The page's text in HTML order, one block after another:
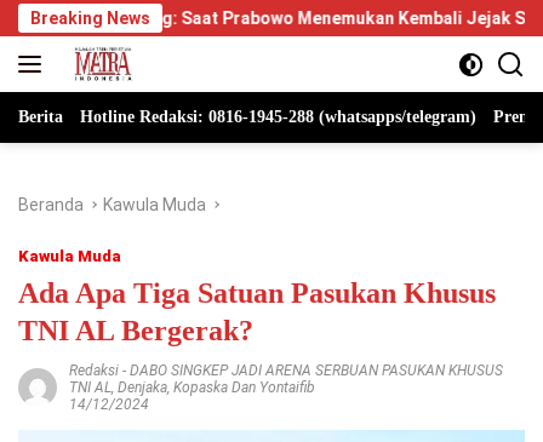
Langsung
ke
konten
Breaking News
Saat Prabowo Menemukan Kembali Jejak Sejarah IPDN
Berita Hotline Redaksi: 0816-1945-288 (whatsapps/telegram)
Beranda Kawula Muda
Kawula Muda
Ada Apa Tiga Satuan Pasukan Khusus
TNI AL Bergerak?
Redaksi - DABO SINGKEP JADI ARENA SERBUAN PASUKAN KHUSUS
TNI AL, Denjaka, Kopaska Dan Yontaifib
14/12/2024